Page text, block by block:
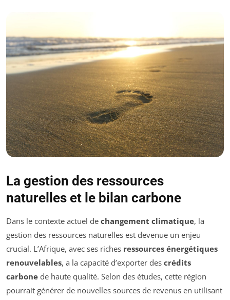
La gestion des ressources
naturelles et le bilan carbone
Dans le contexte actuel de changement climatique, la
gestion des ressources naturelles est devenue un enjeu
crucial. L’Afrique, avec ses riches ressources énergétiques
renouvelables, a la capacité d’exporter des crédits
carbone de haute qualité. Selon des études, cette région
pourrait générer de nouvelles sources de revenus en utilisant